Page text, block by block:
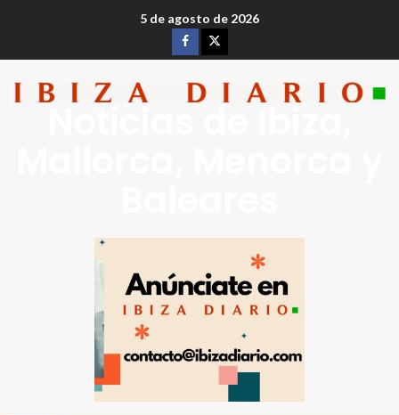
5 de agosto de 2026